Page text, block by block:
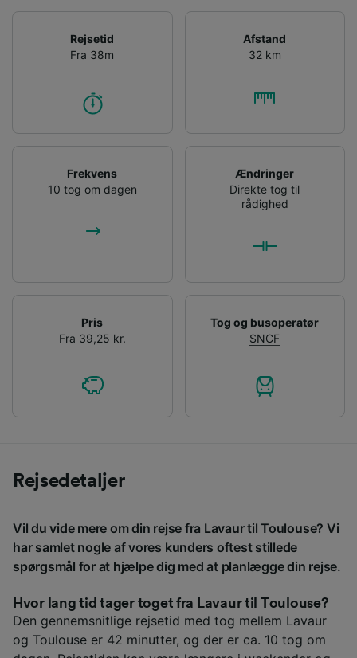
Rejsetid
Fra 38m
Afstand
32 km
Frekvens
10 tog om dagen
Ændringer
Direkte tog til
rådighed
Pris
Fra 39,25 kr.
Tog og busoperatør
SNCF
Rejsedetaljer
Vil du vide mere om din rejse fra Lavaur til Toulouse? Vi
har samlet nogle af vores kunders oftest stillede
spørgsmål for at hjælpe dig med at planlægge din rejse.
Hvor lang tid tager toget fra Lavaur til Toulouse?
Den gennemsnitlige rejsetid med tog mellem Lavaur
og Toulouse er 42 minutter, og der er ca. 10 tog om